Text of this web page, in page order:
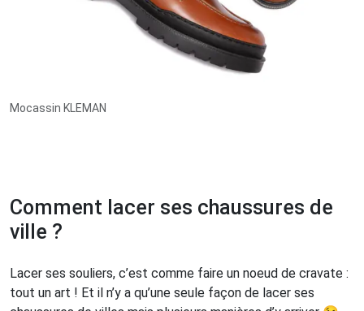
Mocassin KLEMAN
Comment lacer ses chaussures de
ville ?
Lacer ses souliers, c’est comme faire un noeud de cravate :
tout un art ! Et il n’y a qu’une seule façon de lacer ses